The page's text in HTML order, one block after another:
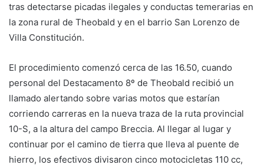
tras detectarse picadas ilegales y conductas temerarias en
la zona rural de Theobald y en el barrio San Lorenzo de
Villa Constitución.
El procedimiento comenzó cerca de las 16.50, cuando
personal del Destacamento 8º de Theobald recibió un
llamado alertando sobre varias motos que estarían
corriendo carreras en la nueva traza de la ruta provincial
10-S, a la altura del campo Breccia. Al llegar al lugar y
continuar por el camino de tierra que lleva al puente de
hierro, los efectivos divisaron cinco motocicletas 110 cc,